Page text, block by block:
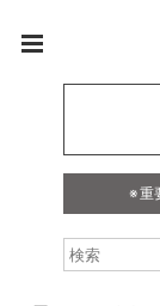
※重